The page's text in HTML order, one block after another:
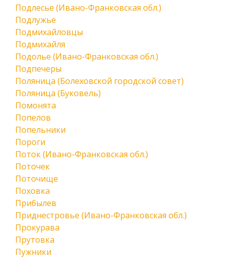
Подлесье (Ивано-Франковская обл.)
Подлужье
Подмихайловцы
Подмихайля
Подолье (Ивано-Франковская обл.)
Подпечеры
Поляница (Болеховской городской совет)
Поляница (Буковель)
Помонята
Попелов
Попельники
Пороги
Поток (Ивано-Франковская обл.)
Поточек
Поточище
Поховка
Прибылев
Приднестровье (Ивано-Франковская обл.)
Прокурава
Прутовка
Пужники